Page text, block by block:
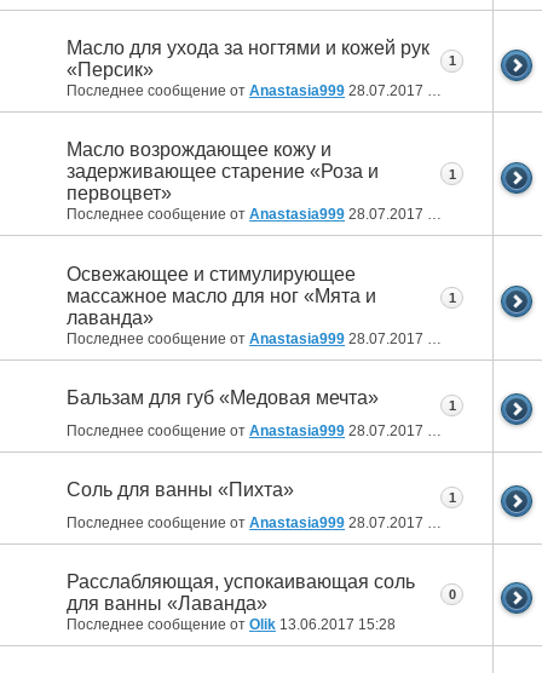
Масло для ухода за ногтями и кожей рук
«Персик»
Последнее сообщение от Anastasia999 28.07.2017 13:31
1
Масло возрождающее кожу и
задерживающее старение «Роза и
первоцвет»
Последнее сообщение от Anastasia999 28.07.2017 13:29
1
Освежающее и стимулирующее
массажное масло для ног «Мята и
лаванда»
Последнее сообщение от Anastasia999 28.07.2017
1
Бальзам для губ «Медовая мечта»
Последнее сообщение от Anastasia999 28.07.2017
1
Соль для ванны «Пихта»
Последнее сообщение от Anastasia999 28.07.2017
1
Расслабляющая, успокаивающая соль
для ванны «Лаванда»
Последнее сообщение от Olik 13.06.2017 15:28
0